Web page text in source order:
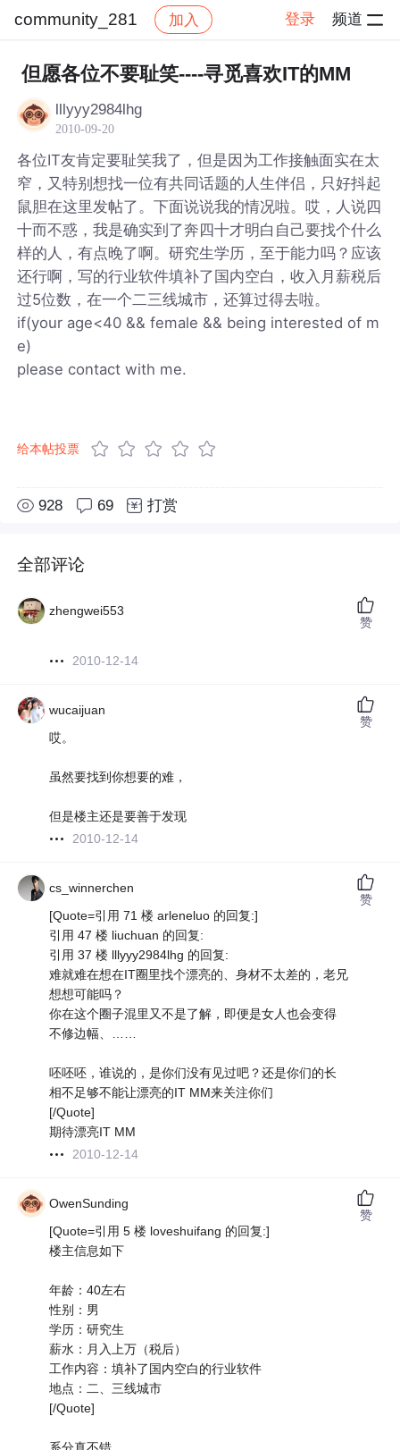
community_281 加入 登录 频道
社区 community_281 帖子详情
但愿各位不要耻笑----寻觅喜欢IT的MM
lllyyy2984lhg
2010-09-20
各位IT友肯定要耻笑我了，但是因为工作接触面实在太
窄，又特别想找一位有共同话题的人生伴侣，只好抖起
鼠胆在这里发帖了。下面说说我的情况啦。哎，人说四
十而不惑，我是确实到了奔四十才明白自己要找个什么
样的人，有点晚了啊。研究生学历，至于能力吗？应该
还行啊，写的行业软件填补了国内空白，收入月薪税后
过5位数，在一个二三线城市，还算过得去啦。
if(your age<40 && female && being interested of m
e)
please contact with me.
给本帖投票
928 69 打赏
全部评论
zhengwei553
2010-12-14
赞
wucaijuan
哎。
虽然要找到你想要的难，
但是楼主还是要善于发现
2010-12-14
赞
cs_winnerchen
[Quote=引用 71 楼 arleneluo 的回复:]
引用 47 楼 liuchuan 的回复:
引用 37 楼 lllyyy2984lhg 的回复:
难就难在想在IT圈里找个漂亮的、身材不太差的，老兄
想想可能吗？
你在这个圈子混里又不是了解，即便是女人也会变得
不修边幅、……
呸呸呸，谁说的，是你们没有见过吧？还是你们的长
相不足够不能让漂亮的IT MM来关注你们
[/Quote]
期待漂亮IT MM
2010-12-14
赞
OwenSunding
[Quote=引用 5 楼 loveshuifang 的回复:]
楼主信息如下
年龄：40左右
性别：男
学历：研究生
薪水：月入上万（税后）
工作内容：填补了国内空白的行业软件
地点：二、三线城市
[/Quote]
赞